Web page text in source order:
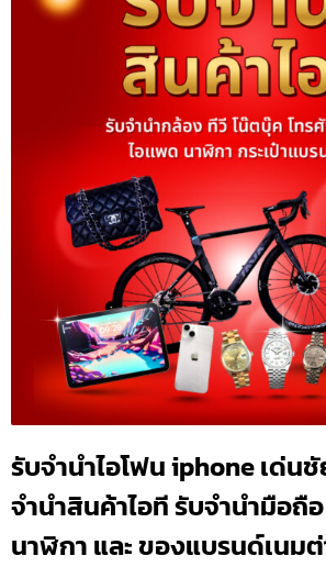
รับจำนำไอโฟน iphone เด่น
จำนำสินค้าไอที รับจำนำมือถื
นาฬิกา และ ของแบรนด์เนม